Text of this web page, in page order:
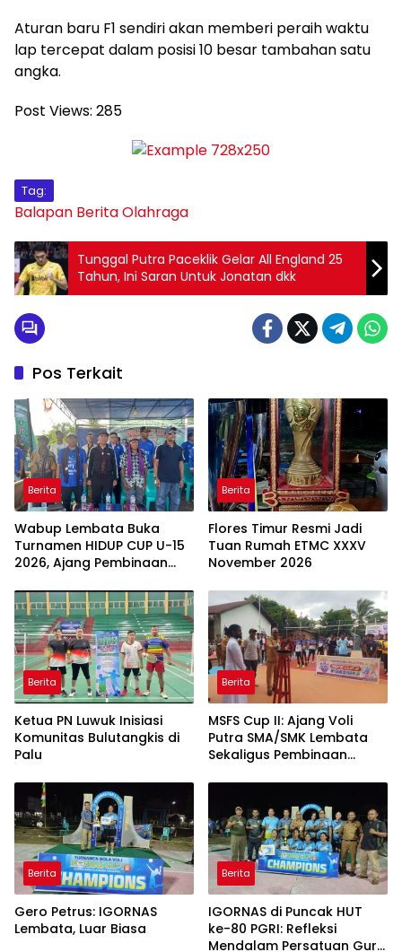
Aturan baru F1 sendiri akan memberi peraih waktu
lap tercepat dalam posisi 10 besar tambahan satu
angka.
Post Views: 285
Tag:
Balapan Berita Olahraga
Tunggal Putra Paceklik Gelar All England 25
Tahun, Ini Saran Untuk Jonatan dkk
Pos Terkait
Berita
Wabup Lembata Buka
Turnamen HIDUP CUP U-15
2026, Ajang Pembinaan
Berita
Flores Timur Resmi Jadi
Tuan Rumah ETMC XXXV
November 2026
Berita
Ketua PN Luwuk Inisiasi
Komunitas Bulutangkis di
Palu
Berita
MSFS Cup II: Ajang Voli
Putra SMA/SMK Lembata
Sekaligus Pembinaan
Berita
Gero Petrus: IGORNAS
Lembata, Luar Biasa
Berita
IGORNAS di Puncak HUT
ke-80 PGRI: Refleksi
Mendalam Persatuan Guru